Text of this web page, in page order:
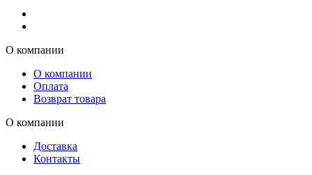
О компании
О компании
Оплата
Возврат товара
О компании
Доставка
Контакты